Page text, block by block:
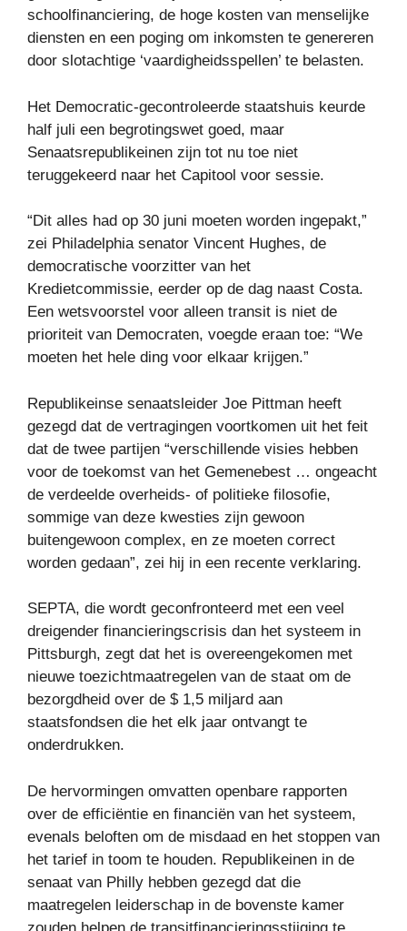
schoolfinanciering, de hoge kosten van menselijke
diensten en een poging om inkomsten te genereren
door slotachtige ‘vaardigheidsspellen’ te belasten.
Het Democratic-gecontroleerde staatshuis keurde
half juli een begrotingswet goed, maar
Senaatsrepublikeinen zijn tot nu toe niet
teruggekeerd naar het Capitool voor sessie.
“Dit alles had op 30 juni moeten worden ingepakt,”
zei Philadelphia senator Vincent Hughes, de
democratische voorzitter van het
Kredietcommissie, eerder op de dag naast Costa.
Een wetsvoorstel voor alleen transit is niet de
prioriteit van Democraten, voegde eraan toe: “We
moeten het hele ding voor elkaar krijgen.”
Republikeinse senaatsleider Joe Pittman heeft
gezegd dat de vertragingen voortkomen uit het feit
dat de twee partijen “verschillende visies hebben
voor de toekomst van het Gemenebest … ongeacht
de verdeelde overheids- of politieke filosofie,
sommige van deze kwesties zijn gewoon
buitengewoon complex, en ze moeten correct
worden gedaan”, zei hij in een recente verklaring.
SEPTA, die wordt geconfronteerd met een veel
dreigender financieringscrisis dan het systeem in
Pittsburgh, zegt dat het is overeengekomen met
nieuwe toezichtmaatregelen van de staat om de
bezorgdheid over de $ 1,5 miljard aan
staatsfondsen die het elk jaar ontvangt te
onderdrukken.
De hervormingen omvatten openbare rapporten
over de efficiëntie en financiën van het systeem,
evenals beloften om de misdaad en het stoppen van
het tarief in toom te houden. Republikeinen in de
senaat van Philly hebben gezegd dat die
maatregelen leiderschap in de bovenste kamer
zouden helpen de transitfinancieringsstijging te